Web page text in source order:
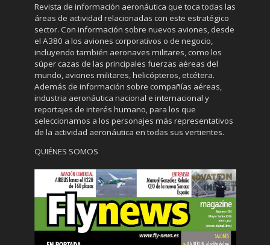
Revista de información aeronáutica que toca todas las
áreas de actividad relacionadas con este estratégico
sector. Con información sobre nuevos aviones, desde
el A380 a los aviones corporativos o de negocio,
incluyendo también aeronaves militares, como los
súper cazas de las principales fuerzas aéreas del
mundo, aviones militares, helicópteros, etcétera.
Además de información sobre compañías aéreas,
industria aeronáutica nacional e internacional y
reportajes de interés humano, para los que
seleccionamos a los personajes más representativos
de la actividad aeronáutica en todas sus vertientes.
QUIÉNES SOMOS